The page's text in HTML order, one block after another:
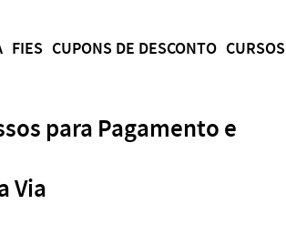
FIES CUPONS DE DESCONTO CURSOS
para Pagamento e
Via